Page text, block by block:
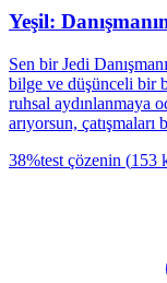
Yeşil:
Sen bir Jedi
bilge ve düşünceli bir
ruhsal aydınlanmaya
arıyorsun,
38%test çözenin (153